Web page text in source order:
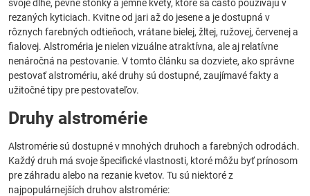
svoje dlhé, pevné stonky a jemné kvety, ktoré sa často používajú v
rezaných kyticiach. Kvitne od jari až do jesene a je dostupná v
rôznych farebných odtieňoch, vrátane bielej, žltej, ružovej, červenej a
fialovej. Alstroméria je nielen vizuálne atraktívna, ale aj relatívne
nenáročná na pestovanie. V tomto článku sa dozviete, ako správne
pestovať alstromériu, aké druhy sú dostupné, zaujímavé fakty a
užitočné tipy pre pestovateľov.
Druhy alstromérie
Alstromérie sú dostupné v mnohých druhoch a farebných odrodách.
Každý druh má svoje špecifické vlastnosti, ktoré môžu byť prínosom
pre záhradu alebo na rezanie kvetov. Tu sú niektoré z
najpopulárnejších druhov alstromérie: